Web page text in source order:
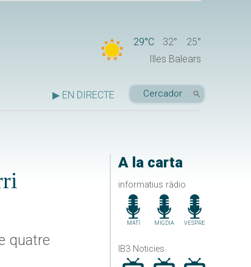
29°C 32°
25°
Illes Balears
▶ EN DIRECTE
A la carta
informatius ràdio
MATÍ MIGDIA VESPRE
IB3 Noticies
quatre